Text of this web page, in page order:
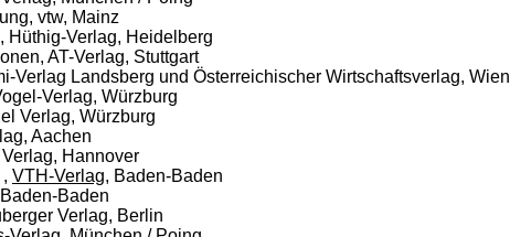
vtw, Mainz
Hüthig-Verlag, Heidelberg
AT-Verlag, Stuttgart
Verlag Landsberg und Österreichischer Wirtschaftsverlag, Wien
Verlag, Würzburg
Verlag, Würzburg
Aachen
Hannover
VTH-Verlag, Baden-Baden
Baden
Verlag, Berlin